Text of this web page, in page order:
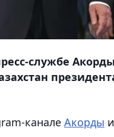
службе
канале Акорды